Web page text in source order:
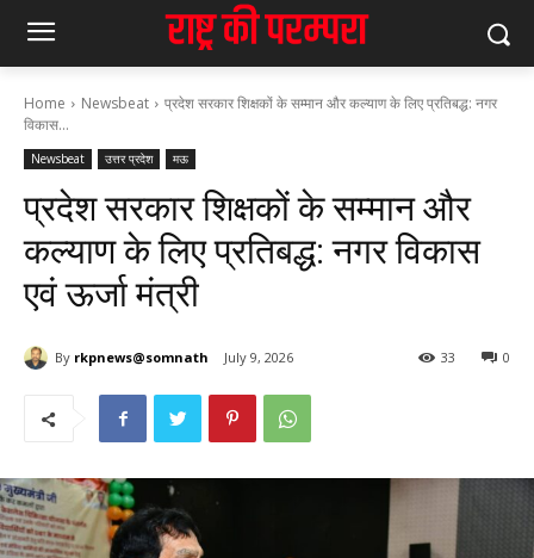
Home Newsbeat
प्रदेश सरकार शिक्षकों के सम्मान और कल्याण के लिए प्रतिबद्ध: नगर
विकास...
Newsbeat उत्तर प्रदेश मऊ
प्रदेश सरकार शिक्षकों के सम्मान और
कल्याण के लिए प्रतिबद्ध: नगर विकास
एवं ऊर्जा मंत्री
By rkpnews@somnath July 9, 2026 0
33